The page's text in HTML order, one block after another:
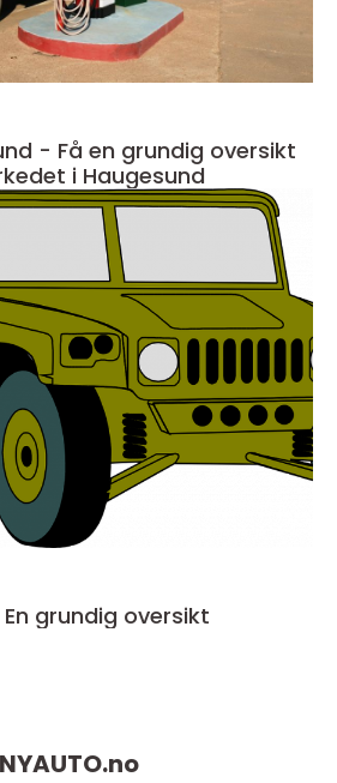
- Få en grundig oversikt
i Haugesund
grundig oversikt
NYAUTO.no